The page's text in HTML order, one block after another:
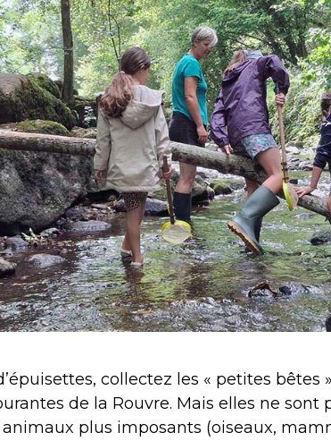
collectez les « petites bêtes
de la Rouvre. Mais elles ne sont
animaux plus imposants (oiseaux,